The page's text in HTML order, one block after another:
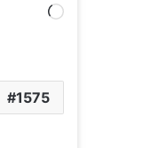
ج
ي
ا
1575